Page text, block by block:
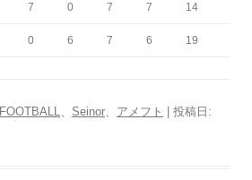
7 0 7 7 14
0 6 7 6 19
FOOTBALL、 Seinor、 アメフト
| 投稿日: